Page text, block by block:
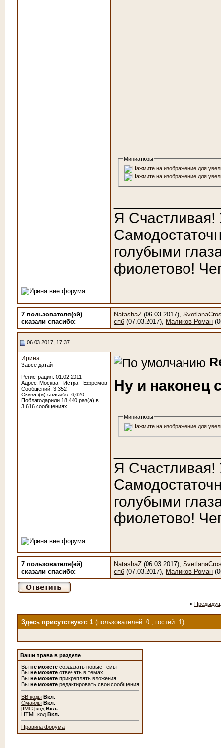
Миниатюры
Я Счастливая!
голубыми
фиолетово!
7 пользователя(ей)
сказали cпасибо:
NatashaZ (06.03.2017),
спб (07.03.2017), Маликов Роман
06.03.2017, 17:37
Ирина
Завсегдатай
Регистрация: 01.02.2011
Адрес: Москва - Истра - Ефремов
Сообщений: 3,352
Сказал(а) спасибо: 6,620
Поблагодарили 18,440 раз(а) в
3,616 сообщениях
Ну и наконец
Миниатюры
Я Счастливая!
голубыми
фиолетово!
7 пользователя(ей)
сказали cпасибо:
NatashaZ (06.03.2017),
спб (07.03.2017), Маликов Роман
«
Здесь присутствуют: 1 (пользователей: 0 , гостей: 1)
Ваши права в разделе
Вы не можете создавать новые темы
Вы не можете отвечать в темах
Вы не можете прикреплять вложения
Вы не можете редактировать свои сообщения
BB коды Вкл.
Смайлы Вкл.
[IMG] код Вкл.
HTML код Вкл.
Правила форума